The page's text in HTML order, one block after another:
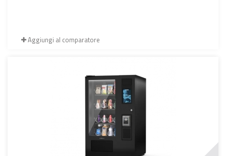
Aggiungi al comparatore